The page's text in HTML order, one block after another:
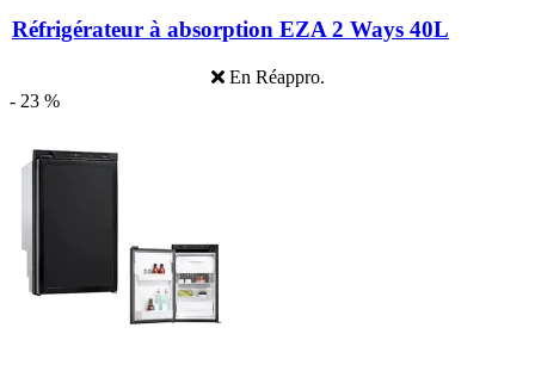
Réfrigérateur à absorption EZA 2 Ways 40L
En Réappro.
- 23 %